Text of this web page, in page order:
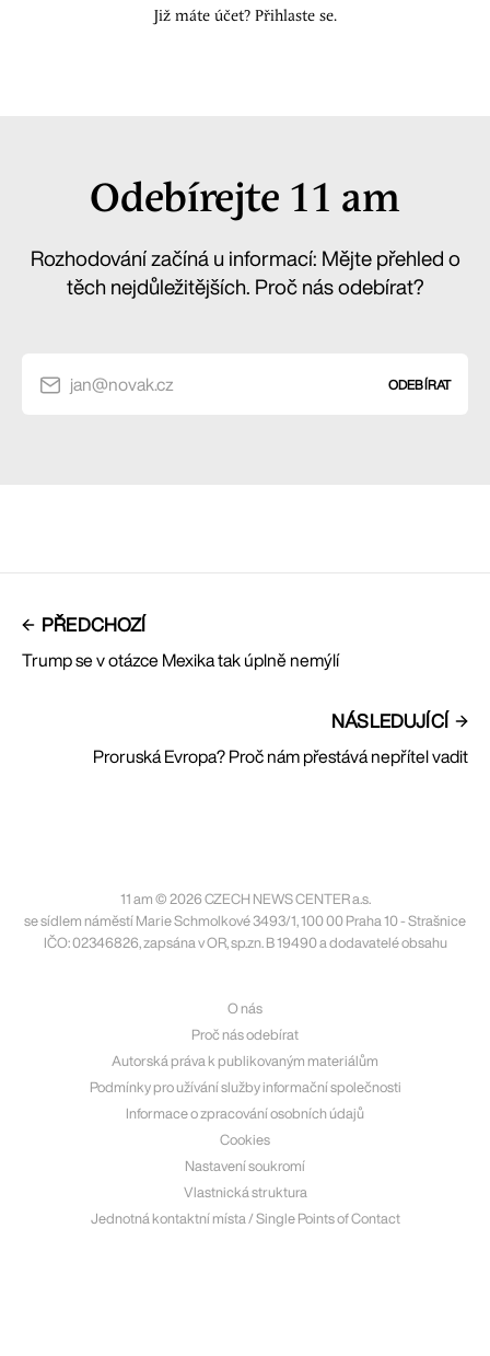
Již máte účet? Přihlaste se.
Odebírejte 11 am
Rozhodování začíná u informací: Mějte přehled o
těch nejdůležitějších. Proč nás odebírat?
jan@novak.cz ODEBÍRAT
PŘEDCHOZÍ
Trump se v otázce Mexika tak úplně nemýlí
NÁSLEDUJÍCÍ
Proruská Evropa? Proč nám přestává nepřítel vadit
11 am © 2026 CZECH NEWS CENTER a.s.
se sídlem náměstí Marie Schmolkové 3493/1, 100 00 Praha 10 - Strašnice
IČO: 02346826, zapsána v OR, sp.zn. B 19490 a dodavatelé obsahu
O nás
Proč nás odebírat
Autorská práva k publikovaným materiálům
Podmínky pro užívání služby informační společnosti
Informace o zpracování osobních údajů
Cookies
Nastavení soukromí
Vlastnická struktura
Jednotná kontaktní místa / Single Points of Contact